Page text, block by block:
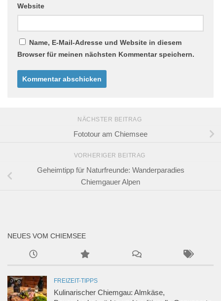
Website
Name, E-Mail-Adresse und Website in diesem
Browser für meinen nächsten Kommentar speichern.
NÄCHSTER BEITRAG
Fototour am Chiemsee
VORHERIGER BEITRAG
Geheimtipp für Naturfreunde: Wanderparadies
Chiemgauer Alpen
NEUES VOM CHIEMSEE
FREIZEIT-TIPPS
Kulinarischer Chiemgau: Almkäse,